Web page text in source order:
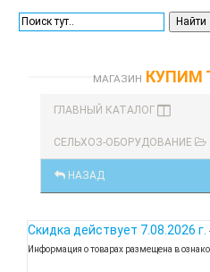
МАГАЗИН КУПИМ
ГЛАВНЫЙ КАТАЛОГ
СЕЛЬХОЗ-ОБОРУДОВАНИЕ
НАЗАД
Скидка действует 7.08.2026 г.
Информация о товарах размещена в